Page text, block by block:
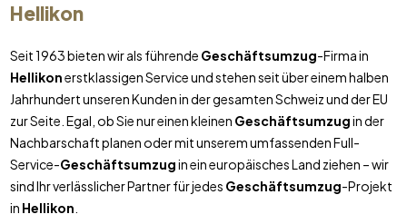
Hellikon
Seit 1963 bieten wir als führende Geschäftsumzug-Firma in
Hellikonerstklassigen Service und stehen seit über einem halben
Jahrhundert unseren Kunden in der gesamten Schweiz und der EU
zur Seite. Egal, ob Sie nur einen kleinen Geschäftsumzugin der
Nachbarschaft planen oder mit unserem umfassenden Full-
Service-Geschäftsumzugin ein europäisches Land ziehen – wir
sind Ihr verlässlicher Partner für jedes Geschäftsumzug-Projekt
in Hellikon